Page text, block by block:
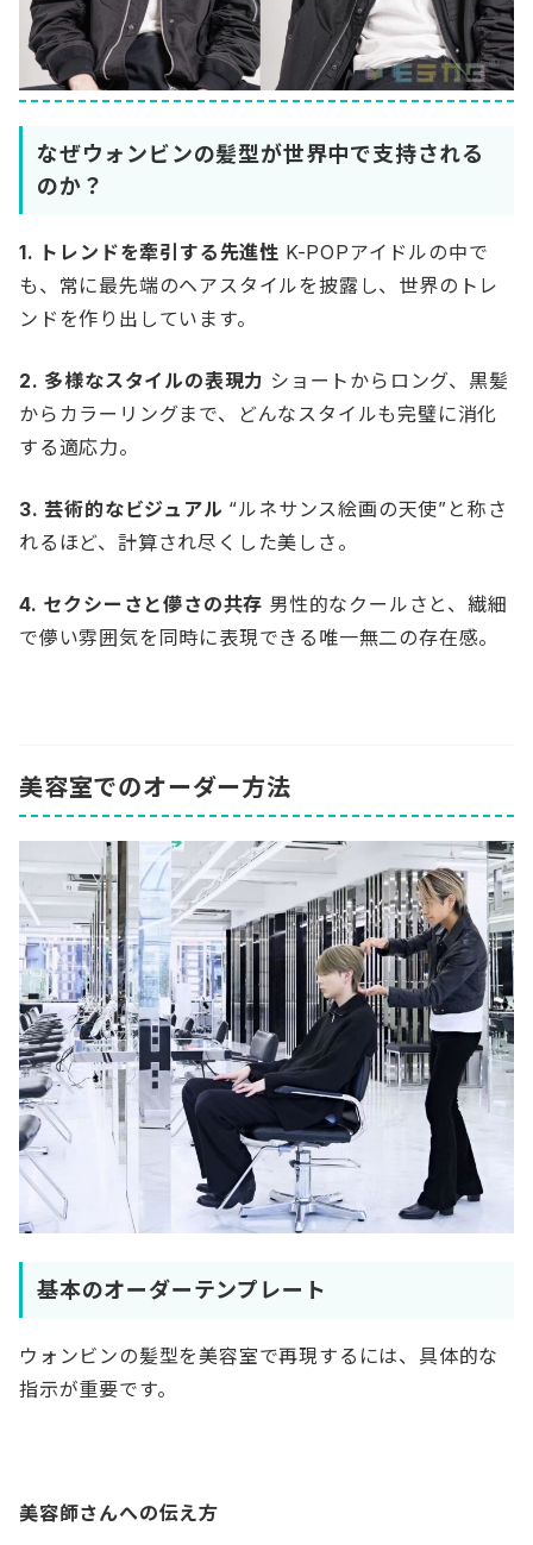
なぜウォンビンの髪型が世界中で支持される
のか？
1. トレンドを牽引する先進性 K-POPアイドルの中で
も、常に最先端のヘアスタイルを披露し、世界のトレ
ンドを作り出しています。
2. 多様なスタイルの表現力 ショートからロング、黒髪
からカラーリングまで、どんなスタイルも完璧に消化
する適応力。
3. 芸術的なビジュアル “ルネサンス絵画の天使”と称さ
れるほど、計算され尽くした美しさ。
4. セクシーさと儚さの共存 男性的なクールさと、繊細
で儚い雰囲気を同時に表現できる唯一無二の存在感。
美容室でのオーダー方法
基本のオーダーテンプレート
ウォンビンの髪型を美容室で再現するには、具体的な
指示が重要です。
美容師さんへの伝え方